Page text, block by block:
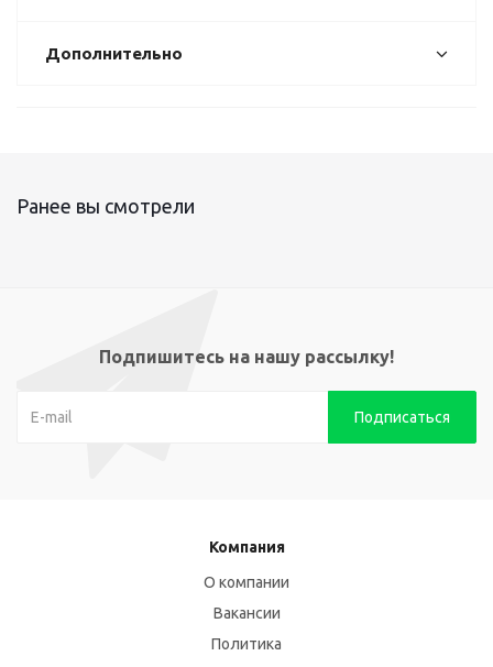
Дополнительно
Ранее вы смотрели
Подпишитесь на нашу рассылку!
Компания
О компании
Вакансии
Политика